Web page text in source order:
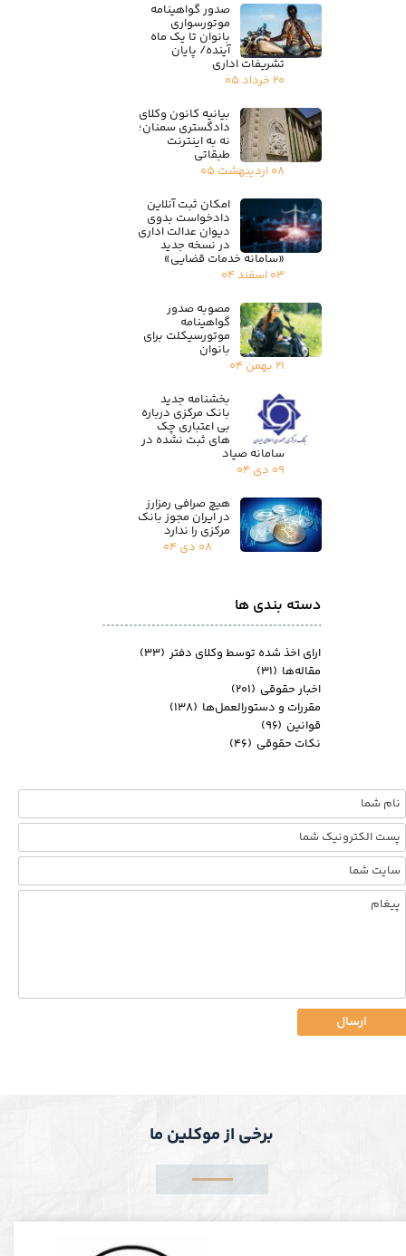
ارسال
دسته بندی ها
صدور گواهینامه
موتورسواری
بانوان تا یک ماه
آینده/ پایان
تشریفات اداری
۲۰ خرداد ۰۵
بیانیه کانون وکلای
دادگستری سمنان؛
نه به اینترنت
طبقاتی
۰۸ اردیبهشت ۰۵
امکان ثبت آنلاین
دادخواست بدوی
دیوان عدالت اداری
در نسخه جدید
«سامانه خدمات قضایی»
۰۳ اسفند ۰۴
مصوبه صدور
گواهینامه
موتورسیکلت برای
بانوان
۲۱ بهمن ۰۴
بخشنامه جدید
بانک مرکزی درباره
بی اعتباری چک
های ثبت نشده در
سامانه صیاد
۰۹ دی ۰۴
هیچ صرافی رمزارز
در ایران مجوز بانک
مرکزی را ندارد
۰۸ دی ۰۴
ارای اخذ شده توسط وکلای دفتر (۳۳)
مقاله‌ها (۳۱)
اخبار حقوقی (۲۰۱)
مقررات و دستورالعمل‌ها (۱۳۸)
قوانین (۹۶)
نکات حقوقی (۴۶)
برخی از موکلین ما